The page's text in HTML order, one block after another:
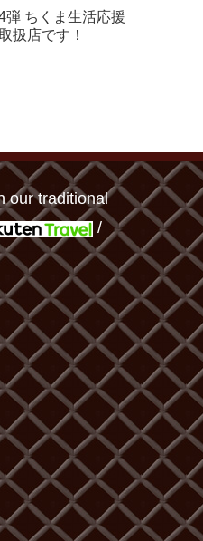
4弾 ちくま生活応援
扱店です！
our traditional
/